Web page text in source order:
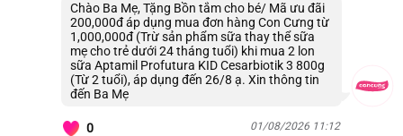
Chào Ba Mẹ, Tặng Bồn tắm cho bé/ Mã ưu đãi
200,000đ áp dụng mua đơn hàng Con Cưng từ
1,000,000đ (Trừ sản phẩm sữa thay thể sữa
mẹ cho trẻ dưới 24 tháng tuổi) khi mua 2 lon
sữa Aptamil Profutura KID Cesarbiotik 3 800g
(Từ 2 tuổi), áp dụng đến 26/8 ạ. Xin thông tin
đến Ba Mẹ
0 01/08/2026 11:12